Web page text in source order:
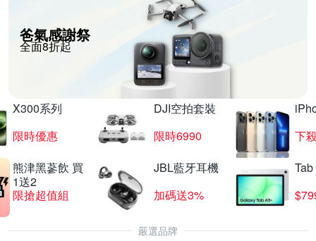
爸氣感謝祭
全面8折起
X300系列
限時優惠
DJI空拍套裝
限時6990
下
熊津黑蔘飲 買
1送2
限搶超值組
JBL藍牙耳機
加碼送3%
嚴選品牌